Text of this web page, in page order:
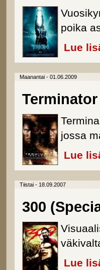
poika
Lue
Maanantai - 01.06.2009
jossa
Lue
Tiistai - 18.09.2007
300
Lue